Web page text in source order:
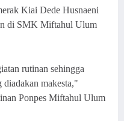
Kiai Dede Husnaeni
di SMK Miftahul Ulum
rutinan sehingga
diadakan makesta,"
Ponpes Miftahul Ulum